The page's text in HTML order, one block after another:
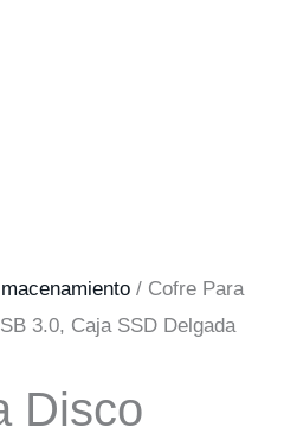
/ Cofre Para
3.0, Caja SSD Delgada
Disco